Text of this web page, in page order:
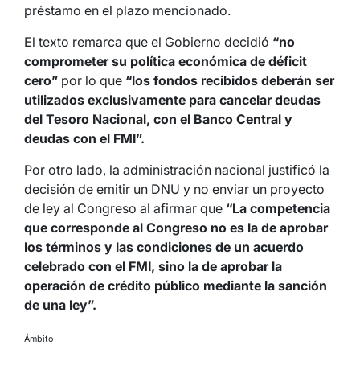
préstamo en el plazo mencionado.
El texto remarca que el Gobierno decidió “no
comprometer su política económica de déficit
cero” por lo que “los fondos recibidos deberán ser
utilizados exclusivamente para cancelar deudas
del Tesoro Nacional, con el Banco Central y
deudas con el FMI”.
Por otro lado, la administración nacional justificó la
decisión de emitir un DNU y no enviar un proyecto
de ley al Congreso al afirmar que “La competencia
que corresponde al Congreso no es la de aprobar
los términos y las condiciones de un acuerdo
celebrado con el FMI, sino la de aprobar la
operación de crédito público mediante la sanción
de una ley”.
Ámbito